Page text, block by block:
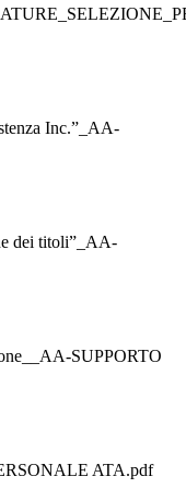
Inc.”_AA-
dei titoli”_AA-
SUPPORTO
ATA.pdf